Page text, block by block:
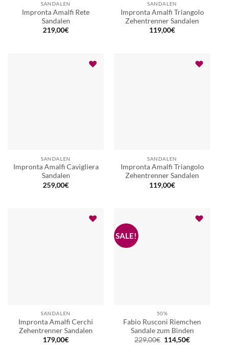
SANDALEN
Impronta Amalfi Rete
Sandalen
219,00€
SANDALEN
Impronta Amalfi Triangolo
Zehentrenner Sandalen
119,00€
SANDALEN
Impronta Amalfi Cavigliera
Sandalen
259,00€
SANDALEN
Impronta Amalfi Triangolo
Zehentrenner Sandalen
119,00€
SANDALEN
Impronta Amalfi Cerchi
Zehentrenner Sandalen
179,00€
50%
Fabio Rusconi Riemchen
Sandale zum Binden
229,00€ Ursprünglicher
Preis
114,50€Aktueller